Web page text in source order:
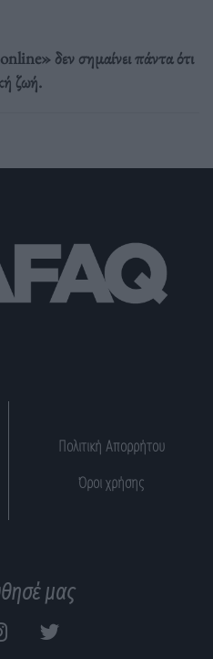
δεν σημαίνει πάντα ότι
ζωή.
Πολιτική Απορρήτου
Όροι χρήσης
μας